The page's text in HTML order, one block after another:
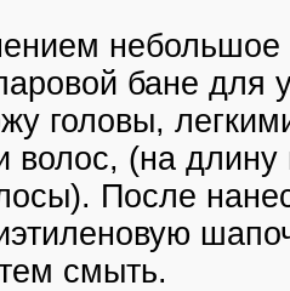
небольшое
бане для
головы,
волос, (на
После
смыть.